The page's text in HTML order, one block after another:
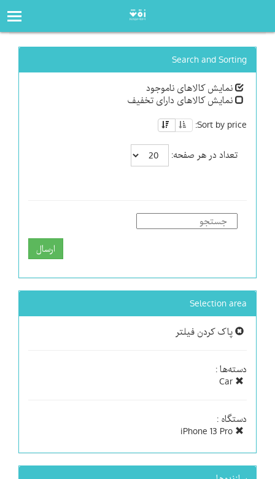
Search and Sorting
نمایش کالاهای ناموجود
نمایش کالاهای دارای تخفیف
Sort by price:
تعداد در هر صفحه:
ارسال
Selection area
پاک کردن فیلتر
دسته‌ها :
دستگاه :